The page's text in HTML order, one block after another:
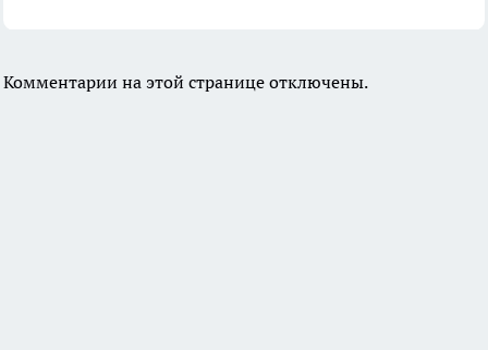
Комментарии на этой странице отключены.